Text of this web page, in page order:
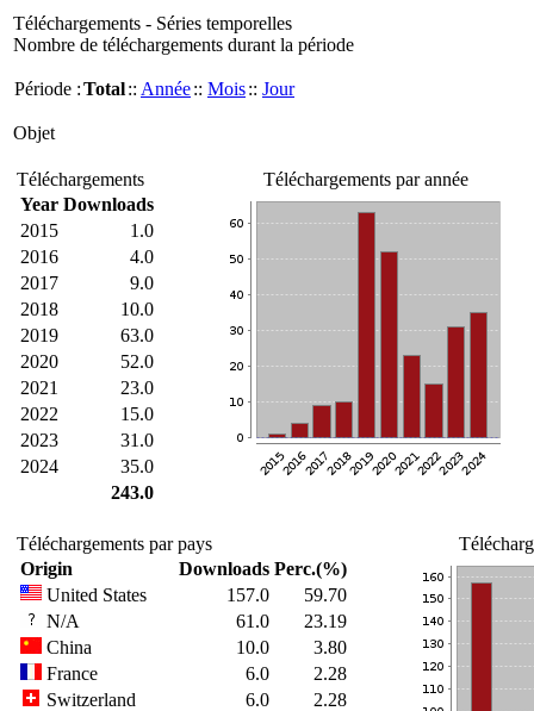
Téléchargements - Séries temporelles
Nombre de téléchargements durant la période
Période :Total:: Année:: Mois:: Jour
Objet
Téléchargements
Year Downloads
2015
1.0
2016
4.0
2017
9.0
2018
10.0
2019
63.0
2020
52.0
2021
23.0
2022
15.0
2023
31.0
2024
35.0
243.0
Téléchargements par année
Téléchargements par pays
Origin
Downloads Perc.(%)
United States
157.0
59.70
N/A
61.0
23.19
China
10.0
3.80
France
6.0
2.28
Switzerland
6.0
2.28